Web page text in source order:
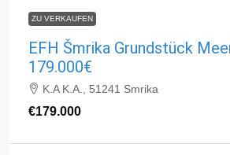
ZU VERKAUFEN
EFH Šmrika Grundstück
179.000€
K.A K.A., 51241 Smrika
€179.000